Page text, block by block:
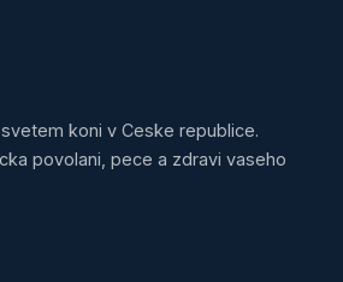
koni v Ceske republice.
povolani, pece a zdravi vaseho